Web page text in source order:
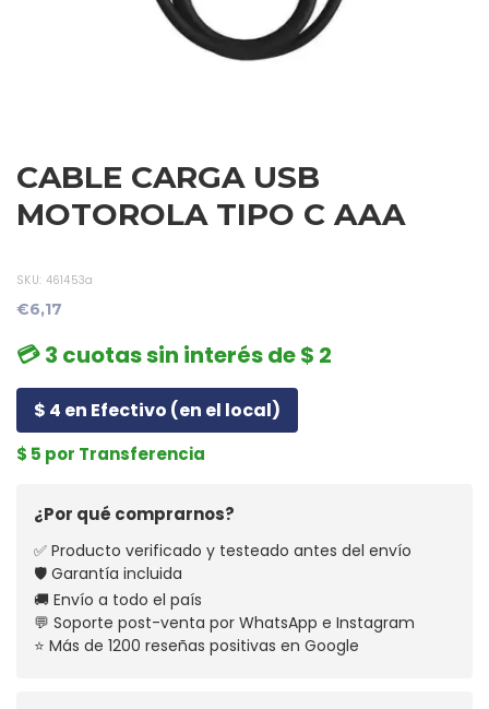
CABLE CARGA USB
MOTOROLA TIPO C AAA
SKU: 461453a
€6,17
💳 3 cuotas sin interés de $ 2
$ 4 en Efectivo (en el local)
$ 5 por Transferencia
¿Por qué comprarnos?
✅ Producto verificado y testeado antes del envío
🛡️ Garantía incluida
🚚 Envío a todo el país
💬 Soporte post-venta por WhatsApp e Instagram
⭐ Más de 1200 reseñas positivas en Google